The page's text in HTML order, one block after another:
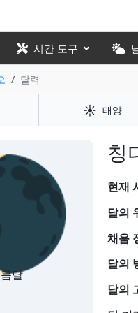
시간 도구
달력
☀️ 태양
칭
달
현재
달의
채움
달의
달의